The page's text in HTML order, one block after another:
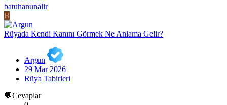
batuhanunalir
B
Rüyada Kendi Kanını Görmek Ne Anlama Gelir?
Argun
29 Mar 2026
Rüya Tabirleri
💬Cevaplar